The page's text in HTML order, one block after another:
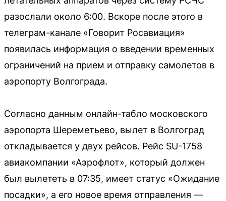
разослали около 6:00. Вскоре после этого в
телеграм-канале «Говорит Росавиация»
появилась информация о введении временных
ограничений на прием и отправку самолетов в
аэропорту Волгограда.
Согласно данным онлайн-табло московского
аэропорта Шереметьево, вылет в Волгоград
откладывается у двух рейсов. Рейс SU-1758
авиакомпании «Аэрофлот», который должен
был вылететь в 07:35, имеет статус «Ожидание
посадки», а его новое время отправления —